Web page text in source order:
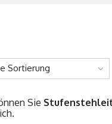
Sortierung
Sie